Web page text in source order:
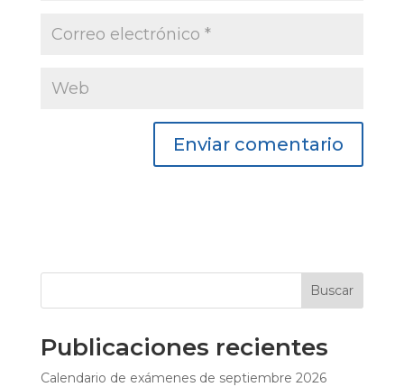
Buscar
Publicaciones recientes
Calendario de exámenes de septiembre 2026